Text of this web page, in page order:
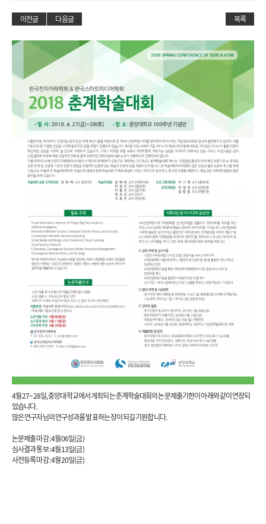
이전글 다음글 목록
4월 27~28일, 중앙대학교에서 개최되는 춘계학술대회의 논문제출기한이 아래와 같이 연장되
었습니다.
많은 연구자님의 연구성과를 발표하는 장이 되길 기원합니다.
논문제출 마감 : 4월 06일(금)
심사결과 통보 : 4월 13일(금)
사전등록 마감 : 4월 20일(금)